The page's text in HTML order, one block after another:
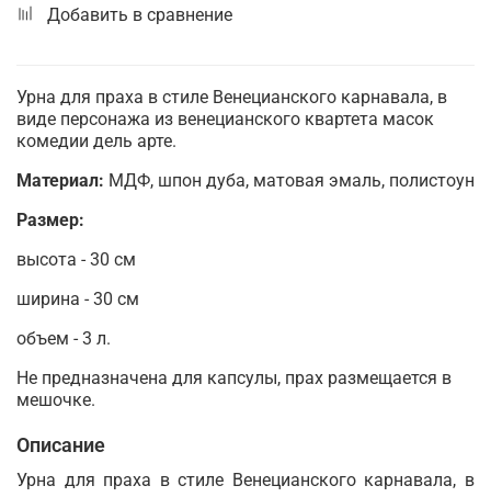
Добавить в сравнение
Урна для праха в стиле Венецианского карнавала, в
виде персонажа из венецианского квартета масок
комедии дель арте.
Материал: МДФ, шпон дуба, матовая эмаль, полистоун
Размер:
высота - 30 см
ширина - 30 см
объем - 3 л.
Не предназначена для капсулы, прах размещается в
мешочке.
Описание
Урна для праха в стиле Венецианского карнавала, в